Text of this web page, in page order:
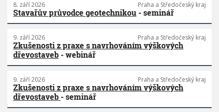
8. září 2026 Praha a Středočeský kraj
Stavařův průvodce geotechnikou - seminář
9. září 2026 Praha a Středočeský kraj
Zkušenosti z praxe s navrhováním výškových
dřevostaveb - webinář
9. září 2026 Praha a Středočeský kraj
Zkušenosti z praxe s navrhováním výškových
dřevostaveb - seminář